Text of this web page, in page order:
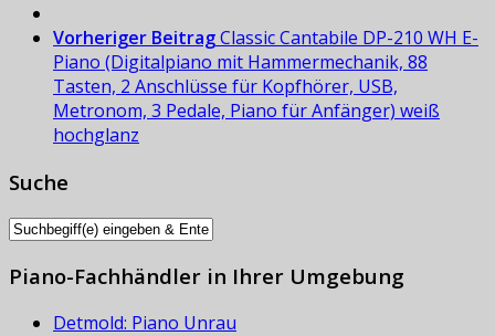
Vorheriger BeitragClassic Cantabile DP-210 WH E-
Piano (Digitalpiano mit Hammermechanik, 88
Tasten, 2 Anschlüsse für Kopfhörer, USB,
Metronom, 3 Pedale, Piano für Anfänger) weiß
hochglanz
Suche
Piano-Fachhändler in Ihrer Umgebung
Detmold: Piano Unrau